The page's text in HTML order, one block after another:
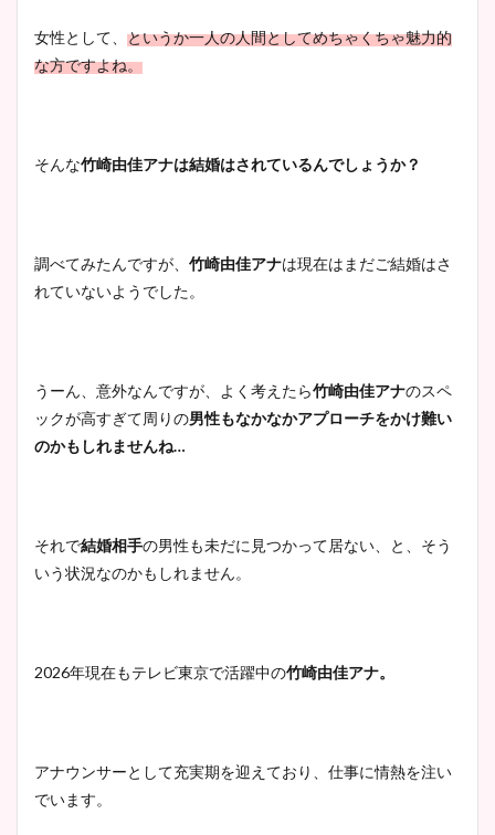
プ画像まとめ！同期や実家に
安藤萌々アナのカップ画像や
イエット方は？昔と現在を画
像比較！
調査！
まとめ！足も美脚でカップも
女性として、 というか一人の人間としてめちゃくちゃ魅力的
な方ですよね。
そんな竹崎由佳アナは結婚はされているんでしょうか？
調べてみたんですが、 竹崎由佳アナは現在はまだご結婚はさ
れていないようでした。
うーん、意外なんですが、よく考えたら竹崎由佳アナのスペ
ックが高すぎて周りの男性もなかなかアプローチをかけ難い
のかも しれませんね…
それで結婚相手の男性も未だに見つかって居ない、と、そう
いう状況なのかもしれません。
2026年現在もテレビ東京で活躍中の竹崎由佳アナ。
アナウンサーとして充実期を迎えており、仕事に情熱を注い
でいます。